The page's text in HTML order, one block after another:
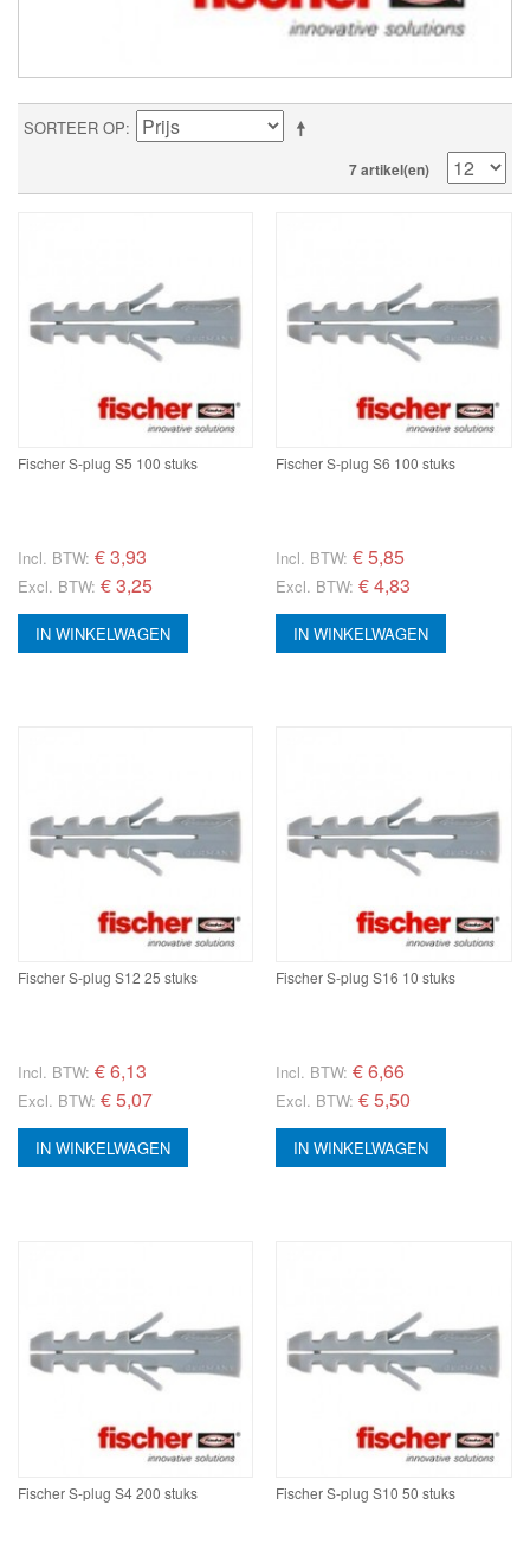
SORTEER OP
7 artikel(en)
Fischer S-plug S5 100 stuks
Incl. BTW: €3,93
Excl. BTW: € 3,25
IN WINKELWAGEN
Fischer S-plug S6 100 stuks
Incl. BTW: €5,85
Excl. BTW: € 4,83
IN WINKELWAGEN
Fischer S-plug S12 25 stuks
Incl. BTW: €6,13
Excl. BTW: € 5,07
IN WINKELWAGEN
Fischer S-plug S16 10 stuks
Incl. BTW: €6,66
Excl. BTW: € 5,50
IN WINKELWAGEN
Fischer S-plug S4 200 stuks Fischer S-plug S10 50 stuks